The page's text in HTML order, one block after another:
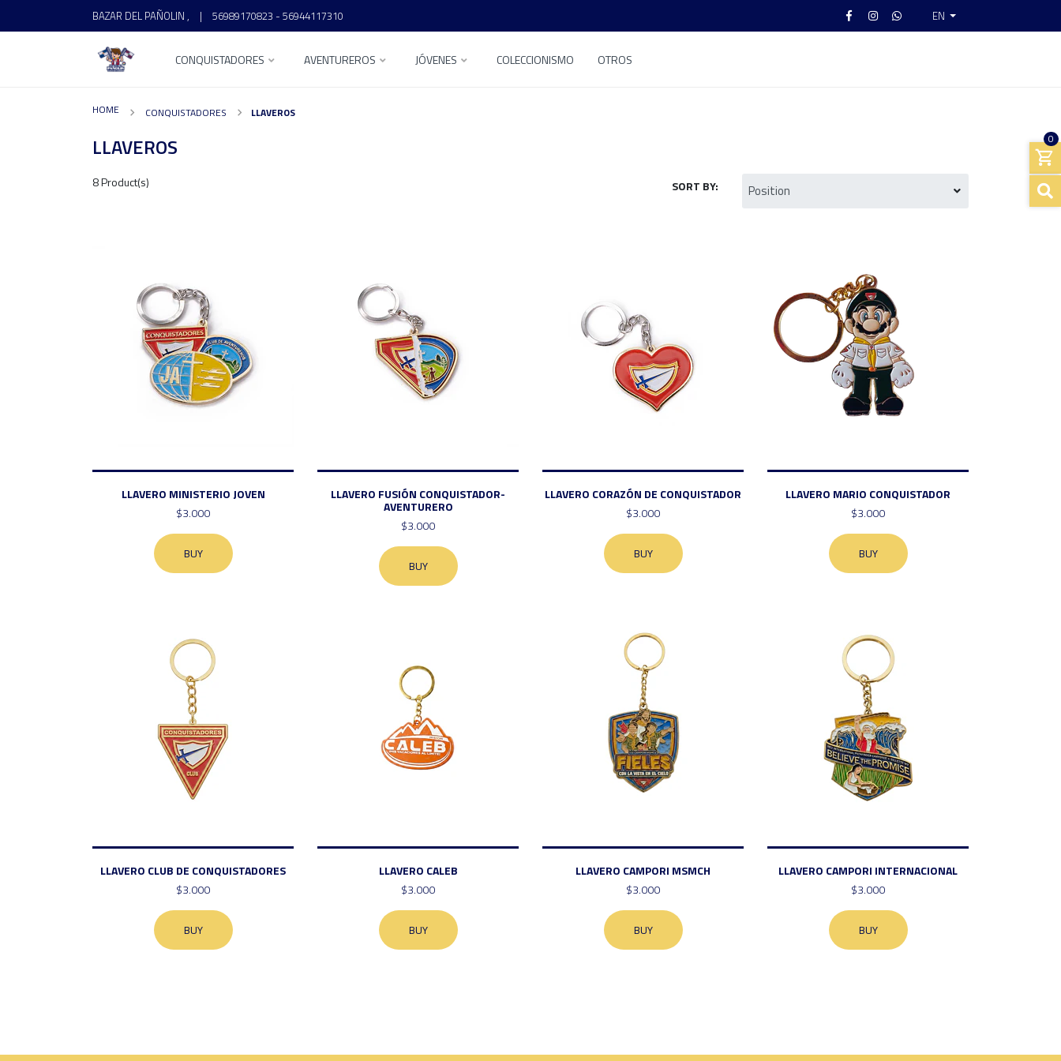
BAZAR DEL PAÑOLIN , | 56989170823 - 56944117310 EN
CONQUISTADORES AVENTUREROS JÓVENES COLECCIONISMO OTROS
0
HOME CONQUISTADORES LLAVEROS
LLAVEROS
8 Product(s) SORT BY:
LLAVERO MINISTERIO JOVEN
$3.000
BUY
LLAVERO FUSIÓN CONQUISTADOR-
AVENTURERO
$3.000
BUY
LLAVERO CORAZÓN DE CONQUISTADOR
$3.000
BUY
LLAVERO MARIO CONQUISTADOR
$3.000
BUY
LLAVERO CLUB DE CONQUISTADORES
$3.000
BUY
LLAVERO CALEB
$3.000
BUY
LLAVERO CAMPORI MSMCH
$3.000
BUY
LLAVERO CAMPORI INTERNACIONAL
$3.000
BUY